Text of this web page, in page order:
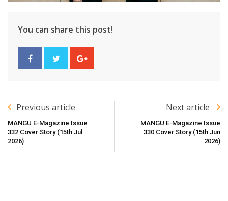
You can share this post!
Previous article
MANGU E-Magazine Issue
332 Cover Story (15th Jul
2026)
Next article
MANGU E-Magazine Issue
330 Cover Story (15th Jun
2026)